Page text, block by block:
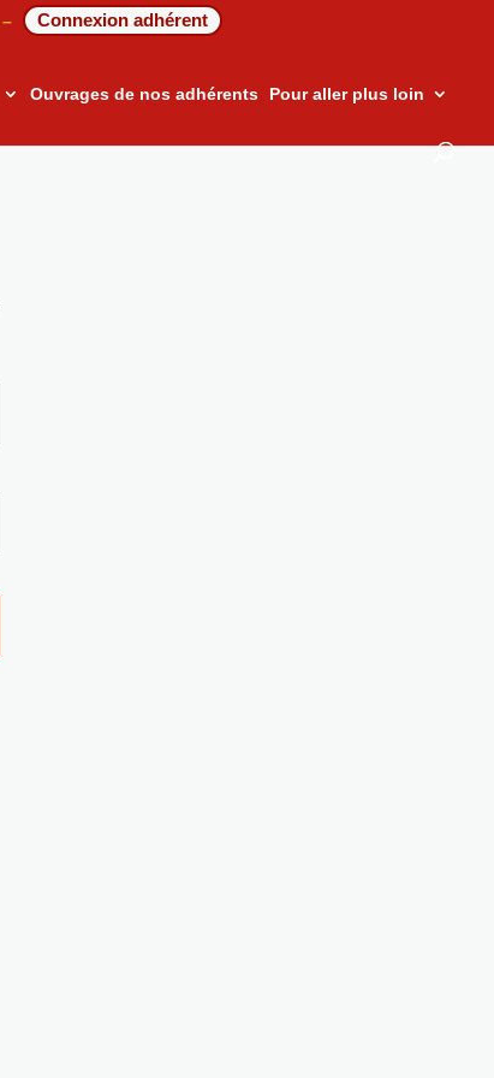
– Connexion adhérent
Ouvrages de nos adhérents Pour aller plus loin